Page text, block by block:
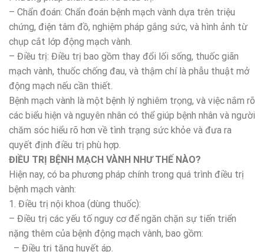
– Chẩn đoán: Chẩn đoán bệnh mạch vành dựa trên triệu
chứng, điện tâm đồ, nghiệm pháp gắng sức, và hình ảnh từ
chụp cắt lớp động mạch vành.
– Điều trị: Điều trị bao gồm thay đổi lối sống, thuốc giãn
mạch vành, thuốc chống đau, và thậm chí là phẫu thuật mở
động mạch nếu cần thiết.
Bệnh mạch vành là một bệnh lý nghiêm trọng, và việc nắm rõ
các biểu hiện và nguyên nhân có thể giúp bệnh nhân và người
chăm sóc hiểu rõ hơn về tình trạng sức khỏe và đưa ra
quyết định điều trị phù hợp.
ĐIỀU TRỊ BỆNH MẠCH VÀNH NHƯ THẾ NÀO?
Hiện nay, có ba phương pháp chính trong quá trình điều trị
bệnh mạch vành:
1. Điều trị nội khoa (dùng thuốc):
– Điều trị các yếu tố nguy cơ để ngăn chặn sự tiến triển
nặng thêm của bệnh động mạch vành, bao gồm:
– Điều trị tăng huyết áp.